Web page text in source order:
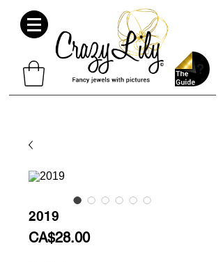
2019
CA$28.00Price